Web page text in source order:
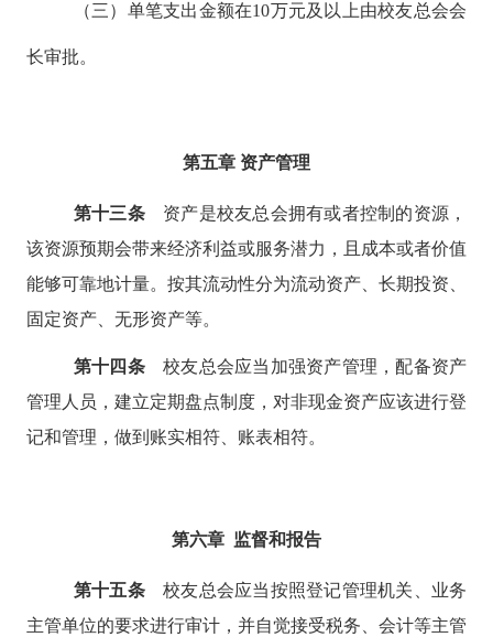
（三）单笔支出金额在10万元及以上由校友总会会
长审批。
第五章 资产管理
第十三条资产是校友总会拥有或者控制的资源，
该资源预期会带来经济利益或服务潜力，且成本或者价值
能够可靠地计量。按其流动性分为流动资产、长期投资、
固定资产、无形资产等。
第十四条校友总会应当加强资产管理，配备资产
管理人员，建立定期盘点制度，对非现金资产应该进行登
记和管理，做到账实相符、账表相符。
第六章 监督和报告
第十五条校友总会应当按照登记管理机关、业务
主管单位的要求进行审计，并自觉接受税务、会计等主管